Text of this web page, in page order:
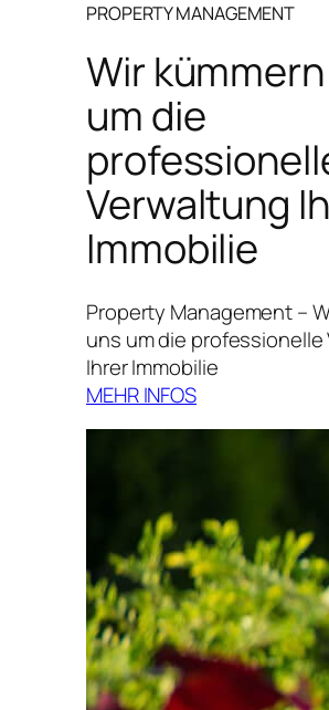
PROPERTY MANAGEMENT
Wir
um die
Verwaltung
Immobilie
Property Management –
uns um die professionelle
Ihrer Immobilie
MEHR INFOS